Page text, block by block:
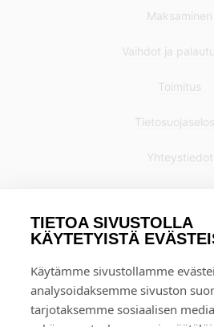
TIETOA SIVUSTOLLA
KÄYTETYISTÄ
Käytämme sivustollamme
analysoidaksemme sivuston
tarjotaksemme sosiaalisen
Maksaminen
Vaihdot ja
Toimitus
Yhteystiedot